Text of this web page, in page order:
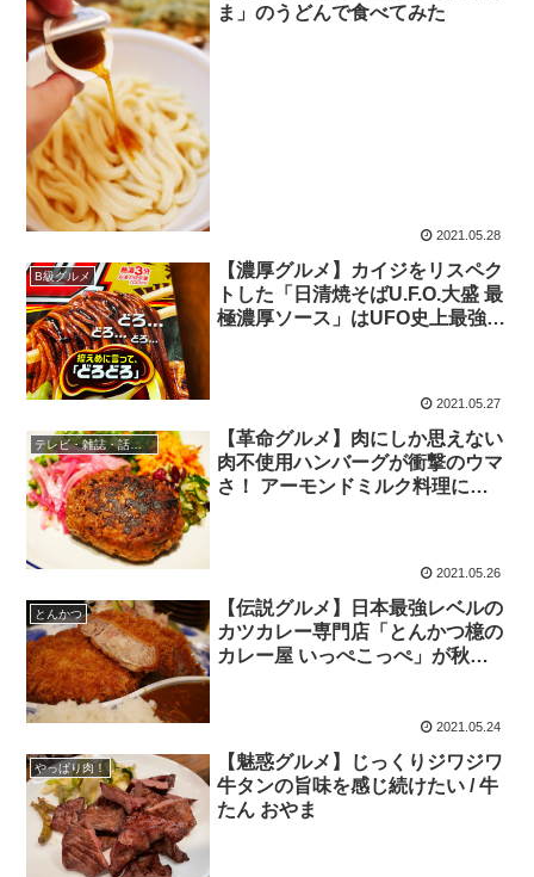
ま」のうどんで食べてみた
2021.05.28
B級グルメ
【濃厚グルメ】カイジをリスペク
トした「日清焼そばU.F.O.大盛 最
極濃厚ソース」はUFO史上最強に
2021.05.27
テレビ・雑誌・話題の店
【革命グルメ】肉にしか思えない
肉不使用ハンバーグが衝撃のウマ
さ！ アーモンドミルク料理にも
2021.05.26
とんかつ
【伝説グルメ】日本最強レベルの
カツカレー専門店「とんかつ檍の
カレー屋 いっぺこっぺ」が秋葉
2021.05.24
やっぱり肉！
【魅惑グルメ】じっくりジワジワ
牛タンの旨味を感じ続けたい / 牛
たん おやま